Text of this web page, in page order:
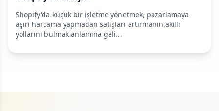
Shopify'da küçük bir işletme yönetmek, pazarlamaya
aşırı harcama yapmadan satışları artırmanın akıllı
yollarını bulmak anlamına geli...